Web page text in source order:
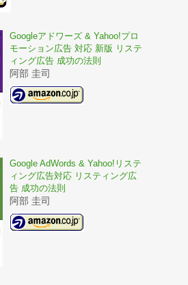
Googleアドワーズ & Yahoo!プロ
モーション広告 対応 新版 リステ
ィング広告 成功の法則
阿部 圭司
Google AdWords & Yahoo!リステ
ィング広告対応 リスティング広
告 成功の法則
阿部 圭司